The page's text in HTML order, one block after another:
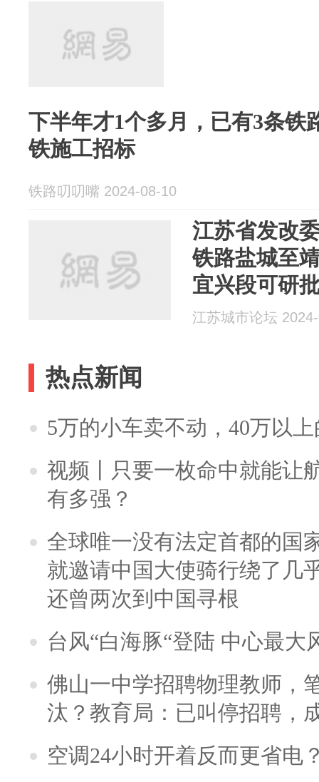
下半年才1个多月，已有3条铁
铁施工招标
铁路叨叨嘴 2024-08-10
江苏省发改
铁路盐城至
宜兴段可研
江苏城市论坛
热点新闻
5万的小车卖不动，40万以
视频丨只要一枚命中就能让
有多强？
全球唯一没有法定首都的国
就邀请中国大使骑行绕了几
还曾两次到中国寻根
台风“白海豚“登陆 中心最大
佛山一中学招聘物理教师，
汰？教育局：已叫停招聘，
空调24小时开着反而更省电